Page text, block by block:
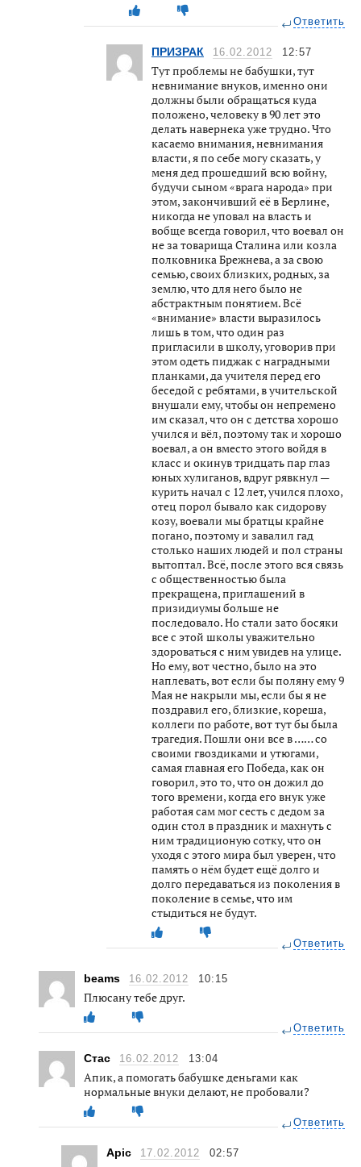
Ответить
ПРИЗРАК 16.02.2012 12:57
Тут проблемы не бабушки, тут
невнимание внуков, именно они
должны были обращаться куда
положено, человеку в 90 лет это
делать навернека уже трудно. Что
касаемо внимания, невнимания
власти, я по себе могу сказать, у
меня дед прошедший всю войну,
будучи сыном «врага народа» при
этом, закончивший её в Берлине,
никогда не уповал на власть и
вобще всегда говорил, что воевал он
не за товарища Сталина или козла
полковника Брежнева, а за свою
семью, своих близких, родных, за
землю, что для него было не
абстрактным понятием. Всё
«внимание» власти выразилось
лишь в том, что один раз
пригласили в школу, уговорив при
этом одеть пиджак с наградными
планками, да учителя перед его
беседой с ребятами, в учительской
внушали ему, чтобы он непремено
им сказал, что он с детства хорошо
учился и вёл, поэтому так и хорошо
воевал, а он вместо этого войдя в
класс и окинув тридцать пар глаз
юных хулиганов, вдруг рявкнул —
курить начал с 12 лет, учился плохо,
отец порол бывало как сидорову
козу, воевали мы братцы крайне
погано, поэтому и завалил гад
столько наших людей и пол страны
вытоптал. Всё, после этого вся связь
с общественностью была
прекращена, приглашений в
призидиумы больше не
последовало. Но стали зато босяки
все с этой школы уважительно
здороваться с ним увидев на улице.
Но ему, вот честно, было на это
наплевать, вот если бы поляну ему 9
Мая не накрыли мы, если бы я не
поздравил его, близкие, кореша,
коллеги по работе, вот тут бы была
трагедия. Пошли они все в …… со
своими гвоздиками и утюгами,
самая главная его Победа, как он
говорил, это то, что он дожил до
того времени, когда его внук уже
работая сам мог сесть с дедом за
один стол в праздник и махнуть с
ним традиционую сотку, что он
уходя с этого мира был уверен, что
память о нём будет ещё долго и
долго передаваться из поколения в
поколение в семье, что им
стыдиться не будут.
Ответить
beams 16.02.2012 10:15
Плюсану тебе друг.
Ответить
Стас 16.02.2012 13:04
Апик, а помогать бабушке деньгами как
нормальные внуки делают, не пробовали?
Ответить
Apic 17.02.2012 02:57